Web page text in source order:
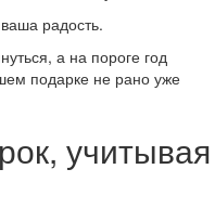
радость.
а на пороге год
подарке не рано уже
учитывая